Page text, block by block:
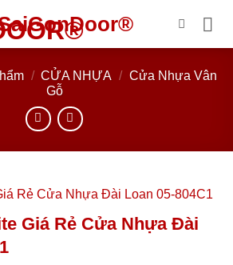
/ CỬA NHỰA / Cửa Nhựa Vân
Gỗ
Giá Rẻ Cửa Nhựa Đài